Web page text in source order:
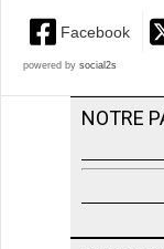
Facebook
powered by social2s
NOTRE